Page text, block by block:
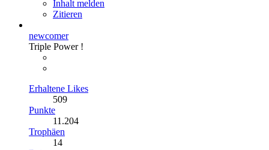
Inhalt melden
Zitieren
newcomer
Triple Power !
Erhaltene Likes
509
Punkte
11.204
Trophäen
14